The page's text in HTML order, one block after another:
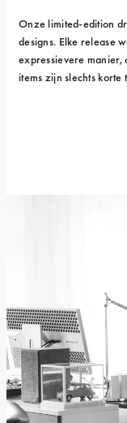
Onze limited-edition
designs. Elke release
expressievere manier,
items zijn slechts